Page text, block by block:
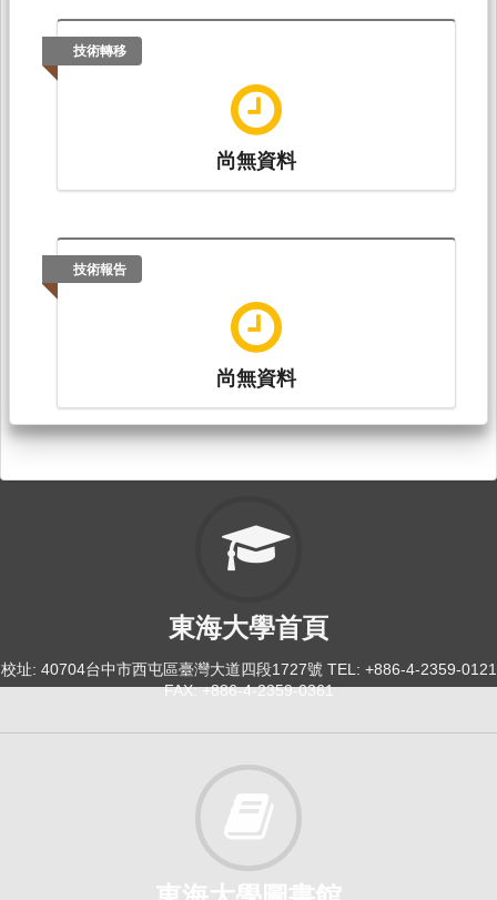
技術轉移
尚無資料
技術報告
尚無資料
東海大學首頁
校址: 40704台中市西屯區臺灣大道四段1727號 TEL: +886-4-2359-0121
FAX: +886-4-2359-0361